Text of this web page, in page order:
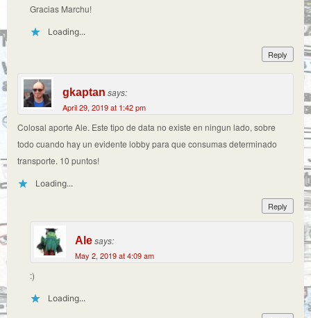
Gracias Marchu!
Loading...
Reply
gkaptan says:
April 29, 2019 at 1:42 pm
Colosal aporte Ale. Este tipo de data no existe en ningun lado, sobre
todo cuando hay un evidente lobby para que consumas determinado
transporte. 10 puntos!
Loading...
Reply
Alesays:
May 2, 2019 at 4:09 am
:)
Loading...